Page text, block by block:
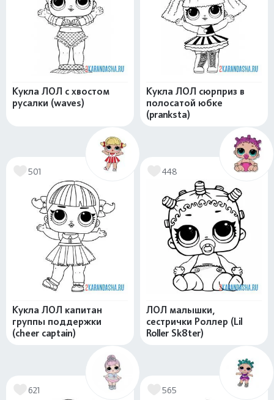
Кукла ЛОЛ с хвостом
русалки (waves)
Кукла ЛОЛ сюрприз в
полосатой юбке
(pranksta)
501
Кукла ЛОЛ капитан
группы поддержки
(cheer captain)
448
ЛОЛ малышки,
сестрички Роллер (Lil
Roller Sk8ter)
621 565